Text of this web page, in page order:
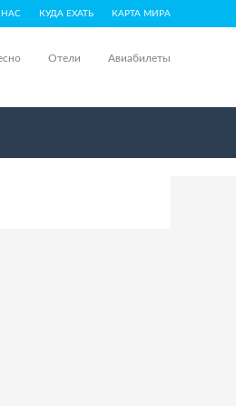
КУДА ЕХАТЬ КАРТА МИРА
Отели Авиабилеты